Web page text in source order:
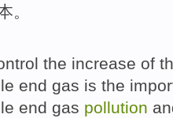
。
the increase of
end gas is the
end gas pollution